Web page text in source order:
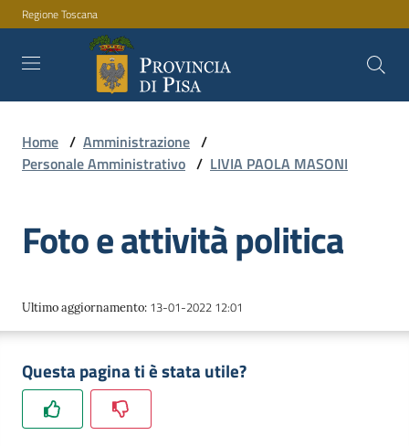
Vai al contenuto
Vai alla navigazione
Vai al footer
Regione Toscana
Amministrazione
Servizi
Novità
Documenti
e
dati
Home / Amministrazione /
Personale Amministrativo / LIVIA PAOLA MASONI
Foto e attività politica
Ultimo aggiornamento: 13-01-2022 12:01
Questa pagina ti è stata utile?